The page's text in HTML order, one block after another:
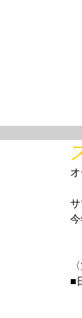
■